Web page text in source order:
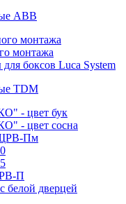
ABB
монтажа
монтажа
боксов Luca System
TDM
- цвет бук
- цвет сосна
Пм
П
дверцей